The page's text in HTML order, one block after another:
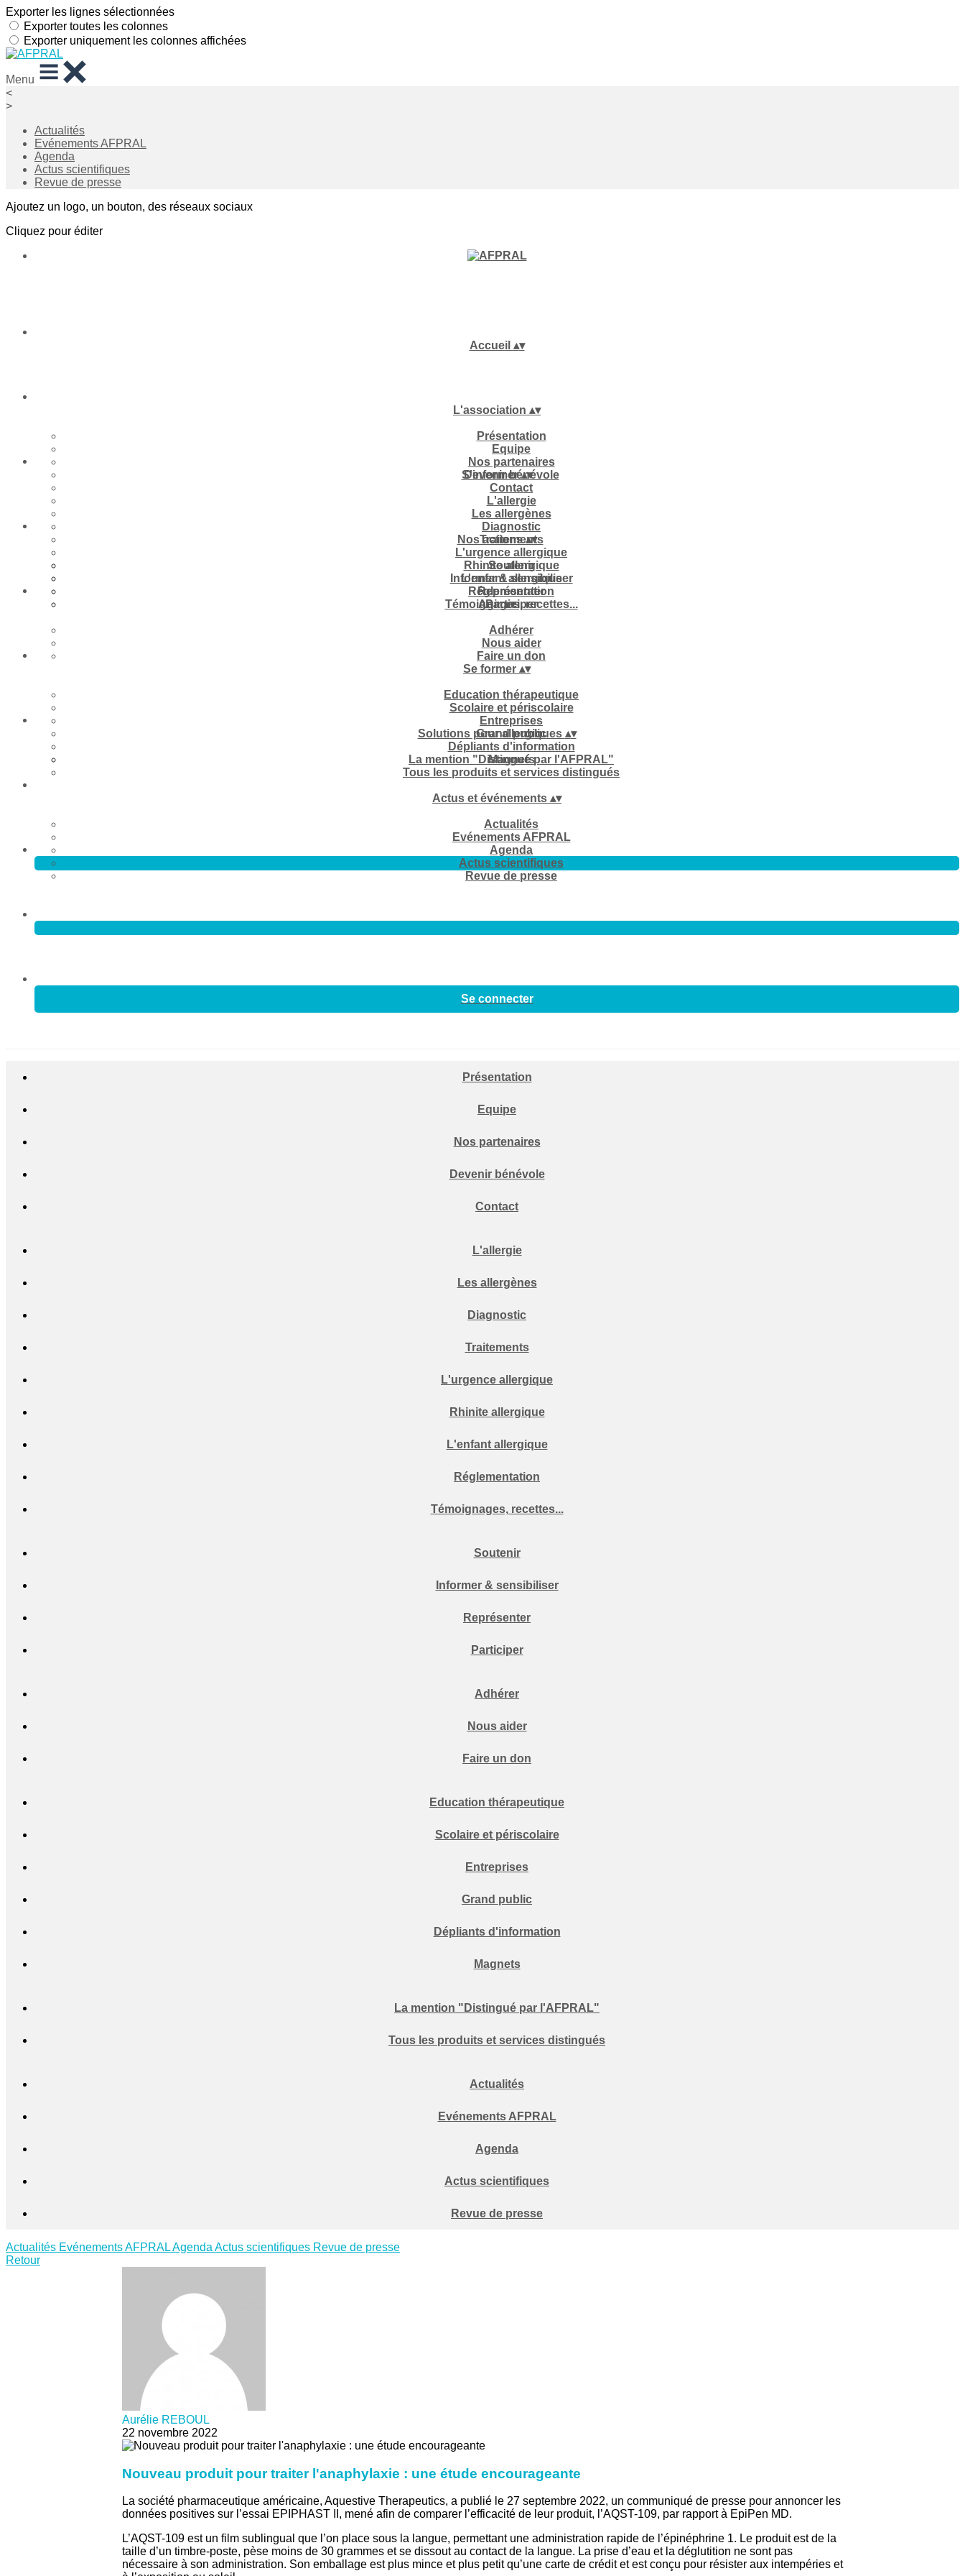
Exporter les lignes sélectionnées
Exporter toutes les colonnes
Exporter uniquement les colonnes affichées
Menu
<
>
Actualités
Evénements AFPRAL
Agenda
Actus scientifiques
Revue de presse
Ajoutez un logo, un bouton, des réseaux sociaux
Cliquez pour éditer
Accueil ▴▾
L'association ▴▾
Présentation
Equipe
Nos partenaires
Devenir bénévole
Contact
S'informer▴▾
L'allergie
Les allergènes
Diagnostic
Traitements
L'urgence allergique
Rhinite allergique
L'enfant allergique
Réglementation
Témoignages, recettes...
Nos actions▴▾
Soutenir
Informer & sensibiliser
Représenter
Participer
Agir▴▾
Adhérer
Nous aider
Faire un don
Se former ▴▾
Education thérapeutique
Scolaire et périscolaire
Entreprises
Grand public
Dépliants d'information
Magnets
Solutions pour allergiques ▴▾
La mention "Distingué par l'AFPRAL"
Tous les produits et services distingués
Actus et événements ▴▾
Actualités
Evénements AFPRAL
Agenda
Actus scientifiques
Revue de presse
Se connecter
Présentation
Equipe
Nos partenaires
Devenir bénévole
Contact
L'allergie
Les allergènes
Diagnostic
Traitements
L'urgence allergique
Rhinite allergique
L'enfant allergique
Réglementation
Témoignages, recettes...
Soutenir
Informer & sensibiliser
Représenter
Participer
Adhérer
Nous aider
Faire un don
Education thérapeutique
Scolaire et périscolaire
Entreprises
Grand public
Dépliants d'information
Magnets
La mention "Distingué par l'AFPRAL"
Tous les produits et services distingués
Actualités
Evénements AFPRAL
Agenda
Actus scientifiques
Revue de presse
Actualités Evénements AFPRALAgenda Actus scientifiques Revue de presse
Retour
Aurélie REBOUL
22 novembre 2022
Nouveau produit pour traiter l'anaphylaxie : une étude encourageante
La société pharmaceutique américaine, Aquestive Therapeutics, a publié le 27 septembre 2022, un communiqué de presse pour annoncer les
données positives sur l’essai EPIPHAST II, mené afin de comparer l’efficacité de leur produit, l’AQST-109, par rapport à EpiPen MD.
L’AQST-109 est un film sublingual que l’on place sous la langue, permettant une administration rapide de l’épinéphrine 1. Le produit est de la
taille d’un timbre-poste, pèse moins de 30 grammes et se dissout au contact de la langue. La prise d’eau et la déglutition ne sont pas
nécessaire à son administration. Son emballage est plus mince et plus petit qu’une carte de crédit et est conçu pour résister aux intempéries et